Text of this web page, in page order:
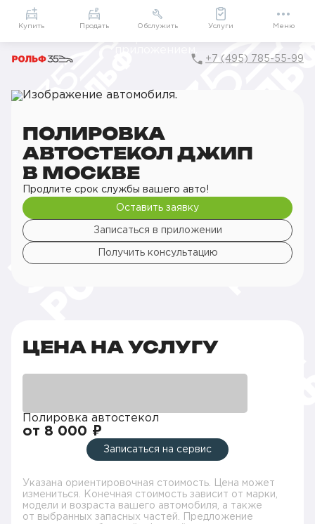
Приложение
Мой РОЛЬФ
Подарки внутри
+7 (495) 785-55-99
Главная
РОЛЬФ Сервис
Сервис Jeep
Детейлинг
Обработка зеркал и стёкол
Полировка автостекол
ПОЛИРОВКА
АВТОСТЕКОЛ ДЖИП
В МОСКВЕ
Продлите срок службы вашего авто!
Оставить заявку
Записаться в приложении
Получить консультацию
ЦЕНА НА УСЛУГУ
Полировка автостекол
от 8 000 ₽
Записаться на сервис
Указана ориентировочная стоимость. Цена может
измениться. Конечная стоимость зависит от марки,
модели и возраста вашего автомобиля, а также
от выбранных запасных частей. Предложение
Купить Продать Обслужить Услуги Меню